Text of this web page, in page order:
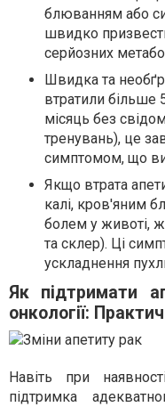
блюванням або
швидко
серйозних
Швидка та
втратили більше
місяць без
тренувань), це
симптомом, що
Якщо втрата
калі, кров'яним
болем у животі,
та склер). Ці
ускладнення
Як підтримати
онкології:
Навіть при
підтримка